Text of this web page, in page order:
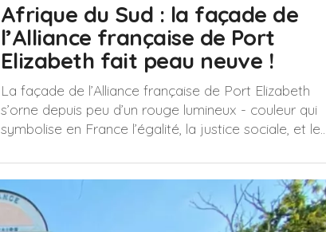
Afrique du Sud : la façade de
l’Alliance française de Port
Elizabeth fait peau neuve !
La façade de l’Alliance française de Port Elizabeth
s’orne depuis peu d’un rouge lumineux - couleur qui
symbolise en France l’égalité, la justice sociale, et le...